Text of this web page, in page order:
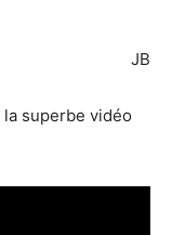
JB
superbe vidéo